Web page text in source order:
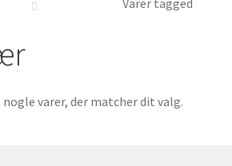
Varer tagged
varer, der matcher dit valg.